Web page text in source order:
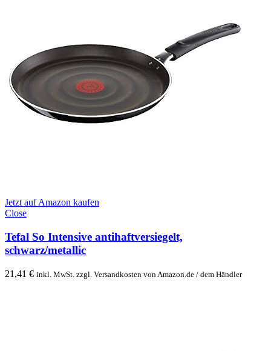
Jetzt auf Amazon kaufen
Close
Tefal So Intensive antihaftversiegelt,
schwarz/metallic
21,41 € inkl. MwSt. zzgl. Versandkosten von Amazon.de / dem Händler